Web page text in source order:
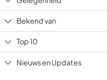
Bekend van
Top 10
Nieuws en Updates